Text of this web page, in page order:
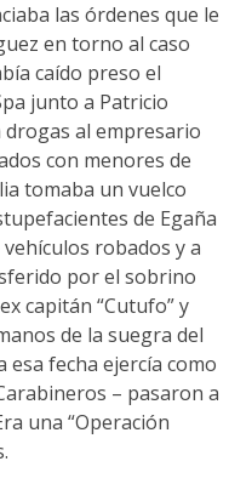
las órdenes que le
en torno al caso
caído preso el
junto a Patricio
al empresario
con menores de
tomaba un vuelco
de Egaña
robados y a
por el sobrino
capitán “Cutufo” y
de la suegra del
esa fecha ejercía como
– pasaron a
una “Operación